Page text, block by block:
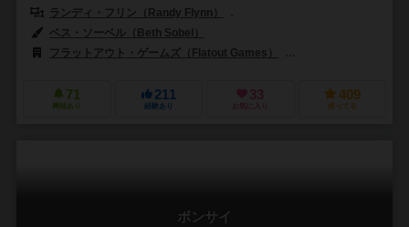
ランディ・フリン（Randy Flynn）
ベス・ソーベル（Beth Sobel）
フラットアウト・ゲームズ（Flatout Games）
71
興味あり
211
経験あり
33
お気に入り
409
持ってる
ボンサイ